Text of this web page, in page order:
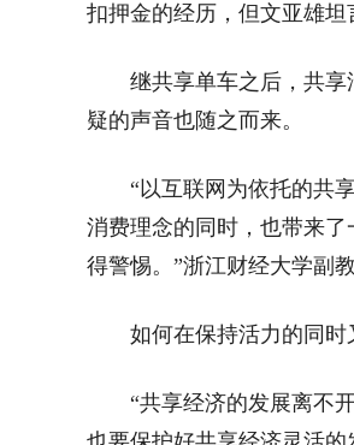
扣押金的经历，但文亚雄坦
继共享单车之后，共
疑的声音也随之而来。
“以互联网为依托的共
消费理念的同时，也带来
得警惕。”浙江财经大学副
如何在保持活力的同时
“共享经济的发展离不